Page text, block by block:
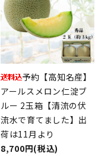
予約【高知名産】
アールスメロン仁淀ブ
ルー 2玉箱【清流の伏
流水で育てました】出
荷は11月より
8,700円(税込)